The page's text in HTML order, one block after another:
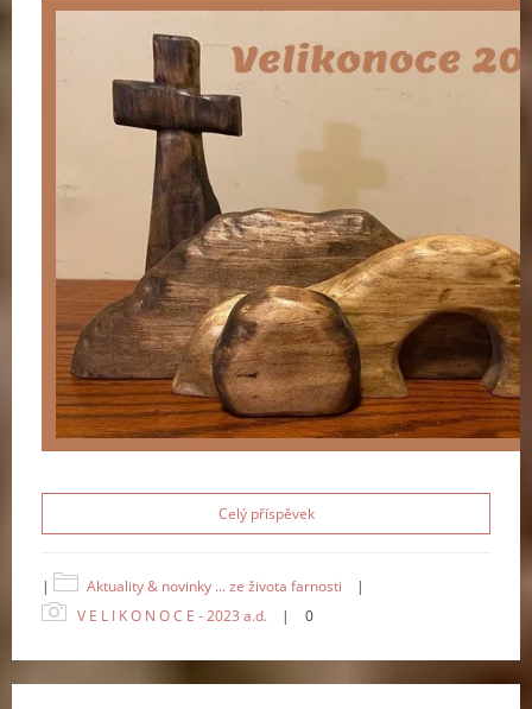
Celý příspěvek
| Aktuality & novinky ... ze života farnosti
|
V E L I K O N O C E - 2023 a.d.
| 0